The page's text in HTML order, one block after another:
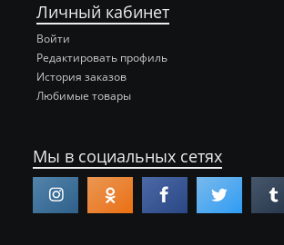
Личный кабинет
Войти
Редактировать профиль
История заказов
Любимые товары
Мы в социальных сетях